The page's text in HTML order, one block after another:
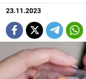
23.11.2023